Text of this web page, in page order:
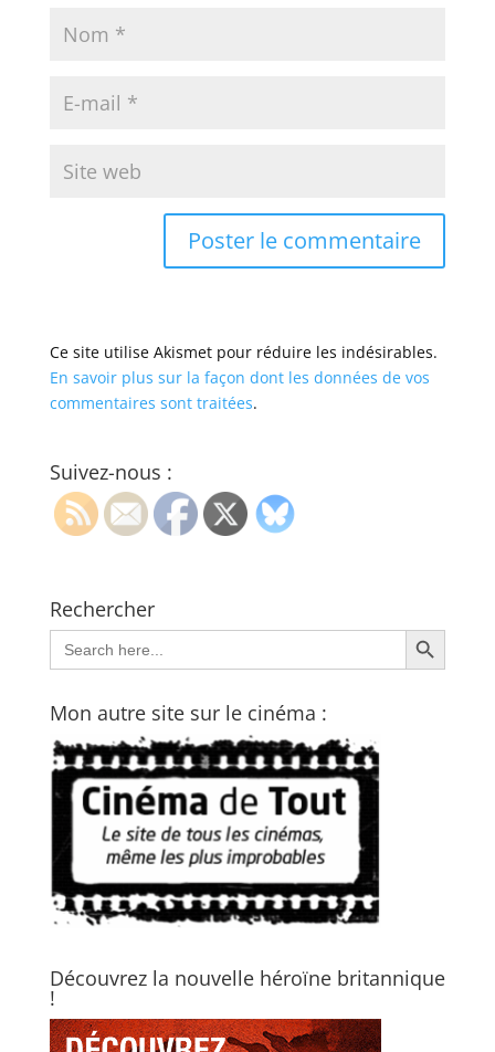
Ce site utilise Akismet pour réduire les indésirables.
En savoir plus sur la façon dont les données de vos
commentaires sont traitées.
Suivez-nous :
Rechercher
Search
for:
Search Button
Mon autre site sur le cinéma :
Découvrez la nouvelle héroïne britannique
!